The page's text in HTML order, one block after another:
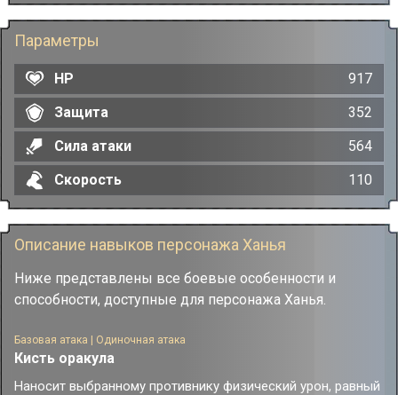
Параметры
HP
917
Защита
352
Сила атаки
564
Скорость
110
Описание навыков персонажа Ханья
Ниже представлены все боевые особенности и
способности, доступные для персонажа Ханья.
Базовая атака | Одиночная атака
Кисть оракула
Наносит выбранному противнику физический урон, равный